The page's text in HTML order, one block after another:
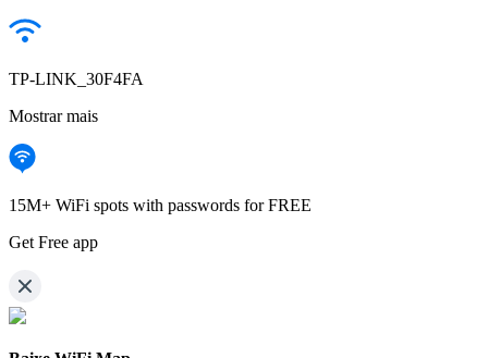
TP-LINK_30F4FA
Mostrar mais
15M+ WiFi spots with passwords for FREE
Get Free app